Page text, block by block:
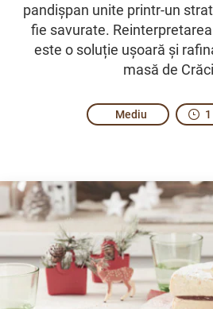
pandișpan unite printr-un
fie savurate.
este o soluție ușoară și
masă de
Mediu